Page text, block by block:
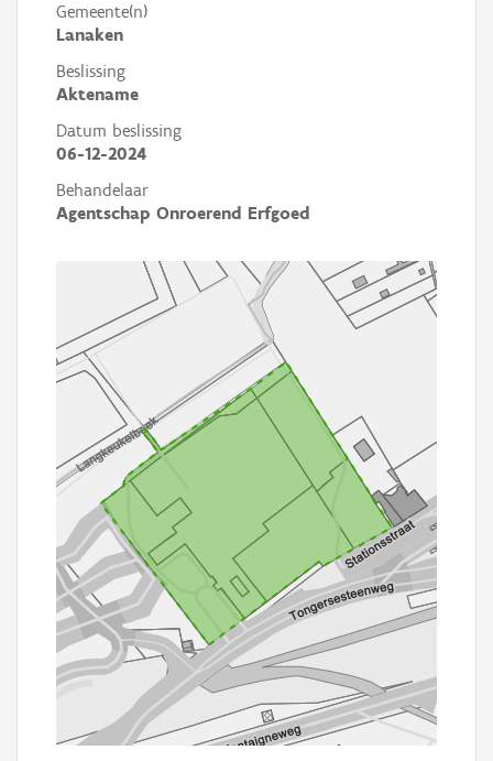
Gemeente(n)
Lanaken
Beslissing
Aktename
Datum beslissing
06-12-2024
Behandelaar
Agentschap Onroerend Erfgoed